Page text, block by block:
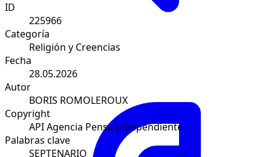
ID
225966
Categoría
Religión y Creencias
Fecha
28.05.2026
Autor
BORIS ROMOLEROUX
Copyright
API Agencia Pensa Independiente
Palabras clave
SEPTENARIO